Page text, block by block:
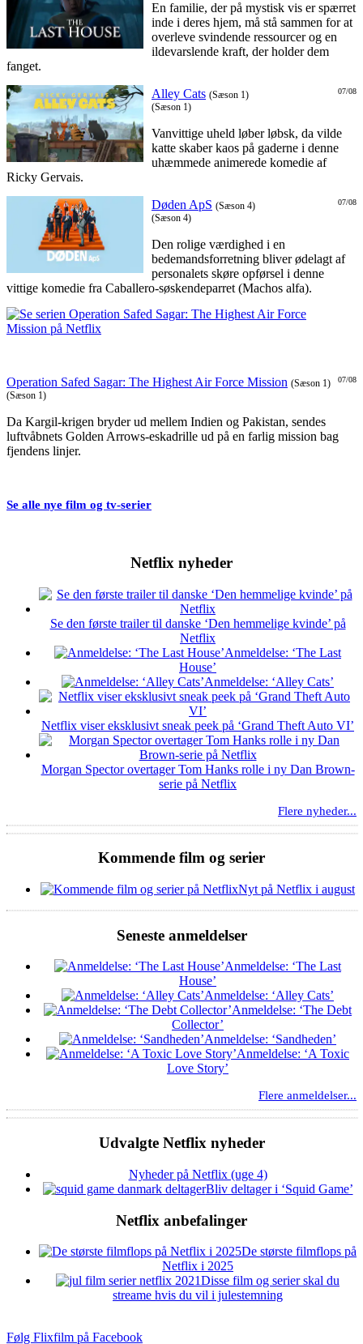
En familie, der på mystisk vis er spærret
inde i deres hjem, må stå sammen for at
overleve svindende ressourcer og en
ildevarslende kraft, der holder dem
fanget.
07/08
Alley Cats (Sæson 1)
(Sæson 1)
Vanvittige uheld løber løbsk, da vilde
katte skaber kaos på gaderne i denne
uhæmmede animerede komedie af
Ricky Gervais.
07/08
Døden ApS (Sæson 4)
(Sæson 4)
Den rolige værdighed i en
bedemandsforretning bliver ødelagt af
personalets skøre opførsel i denne
vittige komedie fra Caballero-søskendeparret (Machos alfa).
07/08
Operation Safed Sagar: The Highest Air Force Mission (Sæson 1)
(Sæson 1)
Da Kargil-krigen bryder ud mellem Indien og Pakistan, sendes
luftvåbnets Golden Arrows-eskadrille ud på en farlig mission bag
fjendens linjer.
Se alle nye film og tv-serier
Netflix nyheder
Se den første trailer til danske ‘Den hemmelige kvinde’ på
Netflix
Anmeldelse: ‘The Last
House’
Anmeldelse: ‘Alley Cats’
Netflix viser eksklusivt sneak peek på ‘Grand Theft Auto VI’
Morgan Spector overtager Tom Hanks rolle i ny Dan Brown-
serie på Netflix
Flere nyheder...
Kommende film og serier
Nyt på Netflix i august
Seneste anmeldelser
Anmeldelse: ‘The Last
House’
Anmeldelse: ‘Alley Cats’
Anmeldelse: ‘The Debt
Collector’
Anmeldelse: ‘Sandheden’
Anmeldelse: ‘A Toxic
Love Story’
Flere anmeldelser...
Udvalgte Netflix nyheder
Nyheder på Netflix (uge 4)
Bliv deltager i ‘Squid Game’
Netflix anbefalinger
De største filmflops på
Netflix i 2025
Disse film og serier skal du
streame hvis du vil i julestemning
Følg Flixfilm på Facebook